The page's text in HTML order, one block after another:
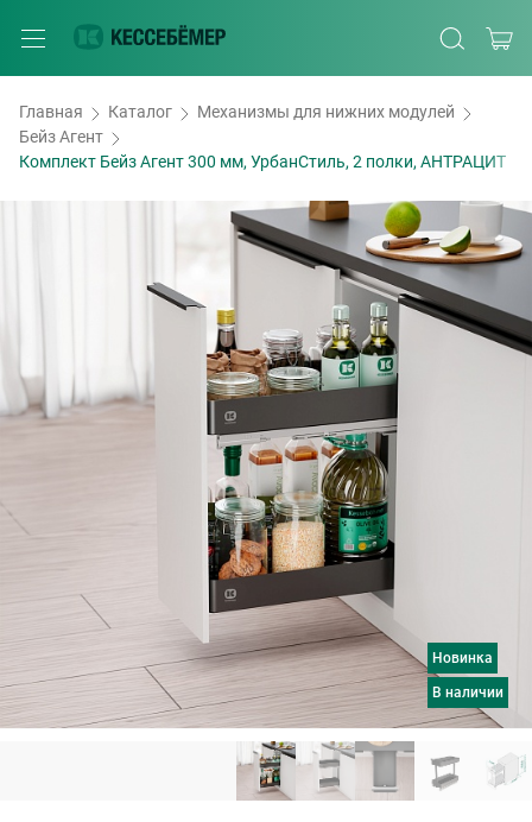
Главная Каталог
Механизмы для нижних модулей
Бейз Агент
Комплект Бейз Агент 300 мм, УрбанСтиль, 2 полки, АНТРАЦИТ
Новинка
в наличии